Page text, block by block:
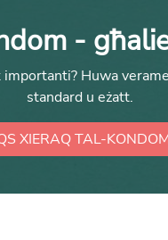
-
Huwa
standard u eżatt.
XIERAQ TAL-